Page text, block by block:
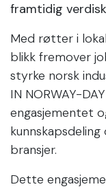
framtidig
Med røtter i
blikk fremover
styrke norsk
IN NORWAY-
engasjementet
bransjer.
Dette